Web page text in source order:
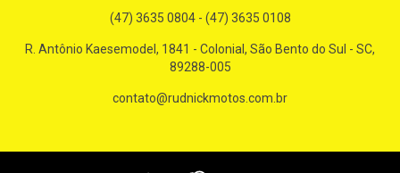
(47) 3635 0804 - (47) 3635 0108
R. Antônio Kaesemodel, 1841 - Colonial, São Bento do Sul - SC,
89288-005
contato@rudnickmotos.com.br